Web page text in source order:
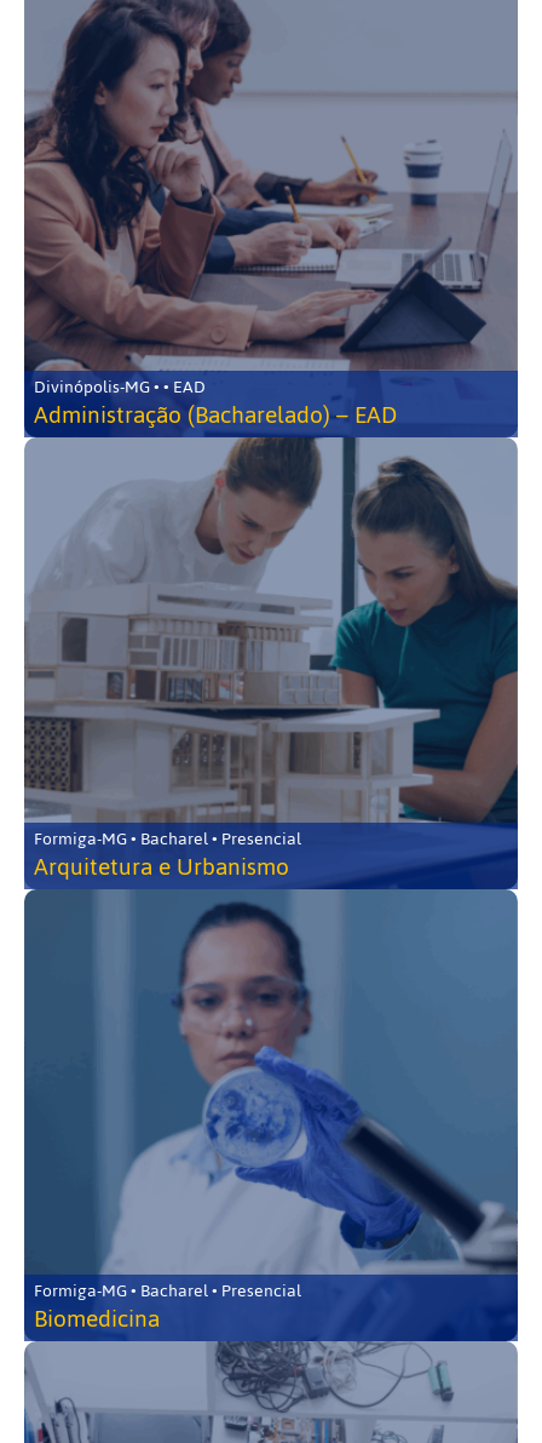
Divinópolis-MG • • EAD
Administração (Bacharelado) – EAD
Formiga-MG • Bacharel • Presencial
Arquitetura e Urbanismo
Formiga-MG • Bacharel • Presencial
Biomedicina